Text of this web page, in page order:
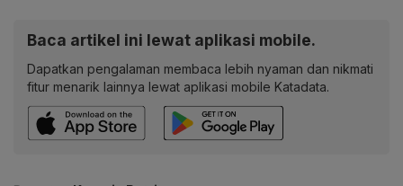
Baca artikel ini lewat aplikasi mobile.
Dapatkan pengalaman membaca lebih nyaman dan nikmati
fitur menarik lainnya lewat aplikasi mobile Katadata.